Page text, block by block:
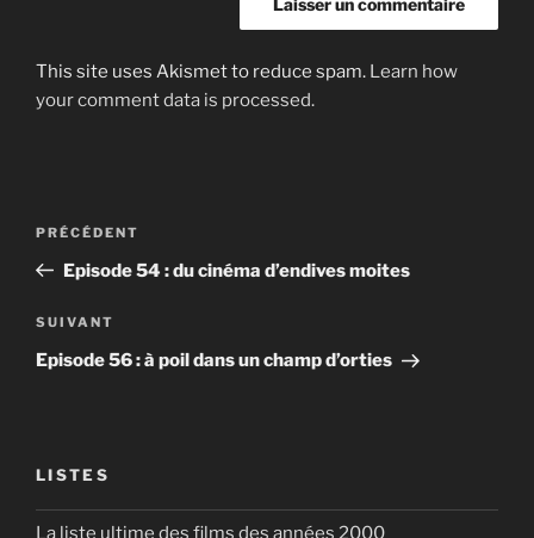
This site uses Akismet to reduce spam. Learn how
your comment data is processed.
Post
Article
précédent
PRÉCÉDENT
Episode 54 : du cinéma d’endives moites
Article
suivant
SUIVANT
Episode 56 : à poil dans un champ d’orties
LISTES
La liste ultime des films des années 2000